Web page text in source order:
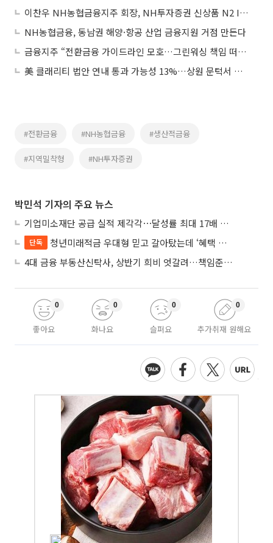
이찬우 NH농협금융지주 회장, NH투자증권 신상품 N2 IMA 1호 가입
NH농협금융, 동남권 해양·항공 산업 금융지원 거점 만든다
금융지주 “전환금융 가이드라인 모호…그린워싱 책임 떠안을 판”
美 클래리티 법안 연내 통과 가능성 13%…상원 문턱서 제동
#전환금융 #NH농협금융 #생산적금융
#지역밀착형 #NH투자증권
박민석 기자의 주요 뉴스
기업미소재단 공급 실적 제각각⋯달성률 최대 17배 차이
단독
청년미래적금 우대형 믿고 갈아탔는데 ‘혜택 반토막’…심사 오류에 가입자 혼선
4대 금융 부동산신탁사, 상반기 희비 엇갈려…책임준공 손실 반영 시점이 갈랐다
좋아요
0
화나요
0
슬퍼요
0
추가취재 원해요
0